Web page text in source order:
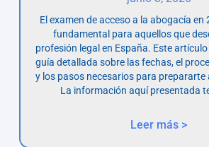
El examen de acceso a la abogacía en
fundamental para aquellos que
profesión legal en España. Este
guía detallada sobre las fechas, el
y los pasos necesarios para prepararte
La información aquí presentada
Leer más >